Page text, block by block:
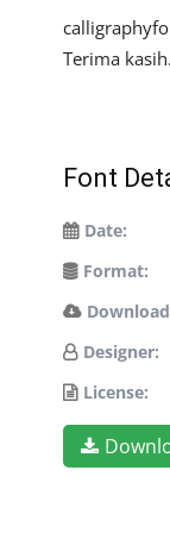
Terima kasih.
Font
Date:
Format:
Designer:
License: